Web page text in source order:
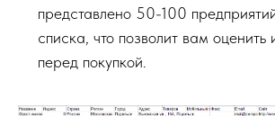
представлено 50-100
списка, что позволит вам
перед покупкой.